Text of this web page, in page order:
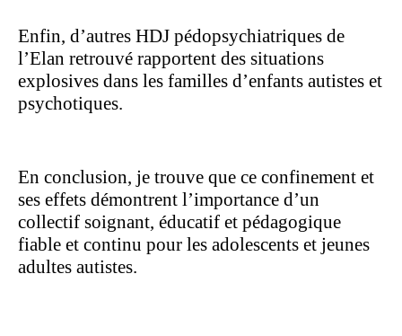
Enfin, d’autres HDJ pédopsychiatriques de
l’Elan retrouvé rapportent des situations
explosives dans les familles d’enfants autistes et
psychotiques.
En conclusion, je trouve que ce confinement et
ses effets démontrent l’importance d’un
collectif soignant, éducatif et pédagogique
fiable et continu pour les adolescents et jeunes
adultes autistes.